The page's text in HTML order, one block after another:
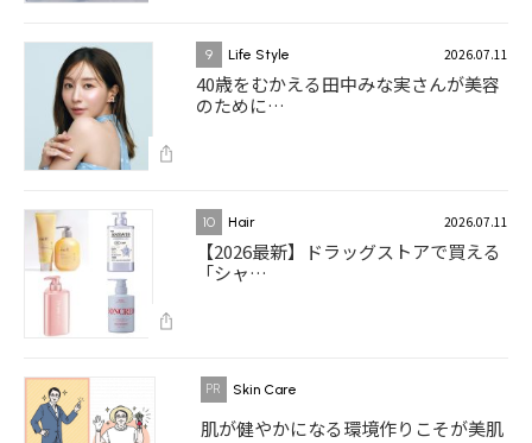
9 Life Style 2026.07.11
40歳をむかえる田中みな実さんが美容
のために…
10 Hair 2026.07.11
【2026最新】ドラッグストアで買える
「シャ…
Skin Care
肌が健やかになる環境作りこそが美肌